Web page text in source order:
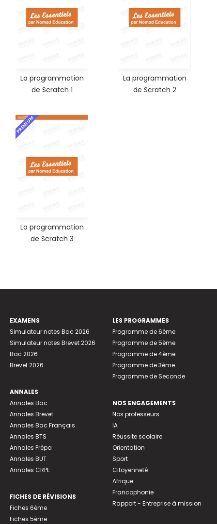
La programmation
de Scratch 1
La programmation
de Scratch 2
PREMIUM
La programmation
de Scratch 3
EXAMENS
Simulateur notes Bac 2026
Simulateur notes Brevet 2026
Bac 2026
Brevet 2026
ANNALES
Annales Bac
Annales Brevet
Annales Bac Français
Annales BTS
Annales Prépa
Annales BUT
Annales CRPE
FICHES DE RÉVISIONS
Fiches 6ème
Fiches 5ème
LES PROGRAMMES
Programme de 6ème
Programme de 5ème
Programme de 4ème
Programme de 3ème
Programme de Seconde
NOS ENGAGEMENTS
Nos professeurs
IA
Réussite scolaire
Orientation
Sport
Citoyenneté
Afrique
Francophonie
Rapport - Entreprise à mission